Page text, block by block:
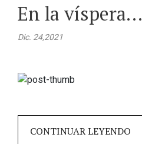
En la víspera…
Dic. 24,2021
CONTINUAR LEYENDO